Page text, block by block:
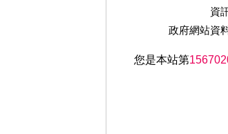
資
政府網站資
您是本站第